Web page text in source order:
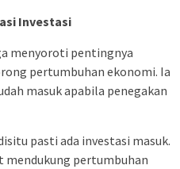
Investasi
menyoroti pentingnya
pertumbuhan ekonomi. Ia
masuk apabila penegakan
pasti ada investasi masuk.
mendukung pertumbuhan